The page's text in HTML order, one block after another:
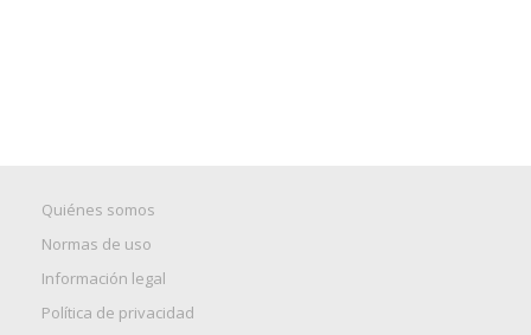
Quiénes somos
Normas de uso
Información legal
Política de privacidad